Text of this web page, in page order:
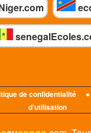
de confidentialité
d'utilisation